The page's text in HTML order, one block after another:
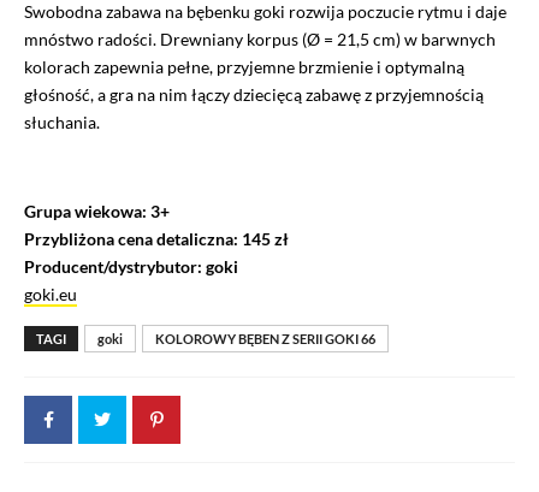
Swobodna zabawa na bębenku goki rozwija poczucie rytmu i daje
mnóstwo radości. Drewniany korpus (Ø = 21,5 cm) w barwnych
kolorach zapewnia pełne, przyjemne brzmienie i optymalną
głośność, a gra na nim łączy dziecięcą zabawę z przyjemnością
słuchania.
Grupa wiekowa: 3+
Przybliżona cena detaliczna: 145 zł
Producent/dystrybutor: goki
goki.eu
TAGI goki KOLOROWY BĘBEN Z SERII GOKI 66